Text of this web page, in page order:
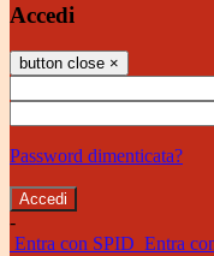
Accedi
button close ×
Password dimenticata?
-
Entra con SPID Entra